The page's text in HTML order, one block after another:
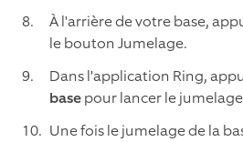
À l'arrière de votre base,
le bouton Jumelage.
Dans l'application Ring,
basepour lancer le
Une fois le jumelage de la